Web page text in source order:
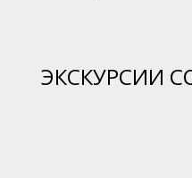
ЭКСКУРСИИ